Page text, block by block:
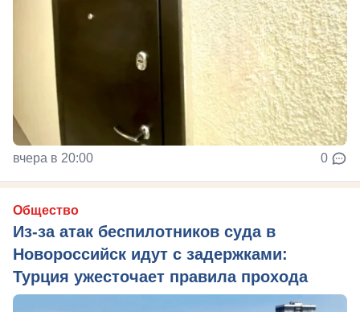
вчера в 20:00 0
Общество
Из‑за атак беспилотников суда в
Новороссийск идут с задержками:
Турция ужесточает правила прохода